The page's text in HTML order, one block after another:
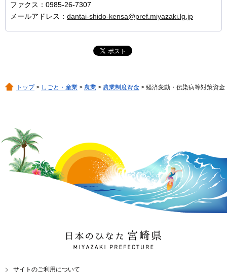
ファクス：0985-26-7307
メールアドレス： dantai-shido-kensa@pref.miyazaki.lg.jp
トップ> しごと・産業 > 農業 > 農業制度資金 > 経済変動・伝染病等対策資金
日本のひなた 宮崎県
MIYAZAKI PREFECTURE
サイトのご利用について